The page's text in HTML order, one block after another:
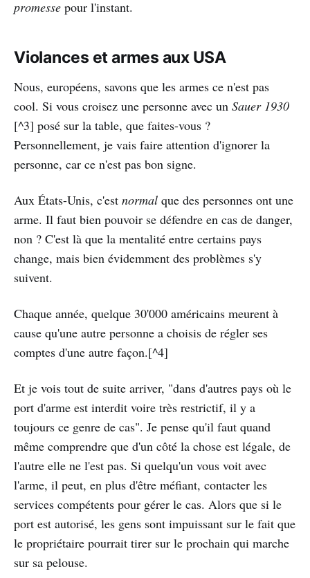
promesse pour l'instant.
Violances et armes aux USA
Nous, européens, savons que les armes ce n'est pas
cool. Si vous croisez une personne avec un Sauer 1930
[^3] posé sur la table, que faites-vous ?
Personnellement, je vais faire attention d'ignorer la
personne, car ce n'est pas bon signe.
Aux États-Unis, c'est normal que des personnes ont une
arme. Il faut bien pouvoir se défendre en cas de danger,
non ? C'est là que la mentalité entre certains pays
change, mais bien évidemment des problèmes s'y
suivent.
Chaque année, quelque 30'000 américains meurent à
cause qu'une autre personne a choisis de régler ses
comptes d'une autre façon.[^4]
Et je vois tout de suite arriver, "dans d'autres pays où le
port d'arme est interdit voire très restrictif, il y a
toujours ce genre de cas". Je pense qu'il faut quand
même comprendre que d'un côté la chose est légale, de
l'autre elle ne l'est pas. Si quelqu'un vous voit avec
l'arme, il peut, en plus d'être méfiant, contacter les
services compétents pour gérer le cas. Alors que si le
port est autorisé, les gens sont impuissant sur le fait que
le propriétaire pourrait tirer sur le prochain qui marche
sur sa pelouse.